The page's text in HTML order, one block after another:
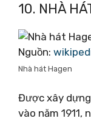
10. NHÀ
Nguồn:
Nhà hát Hagen
Được xây
vào năm 1911,